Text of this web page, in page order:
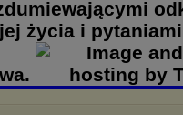
życia i